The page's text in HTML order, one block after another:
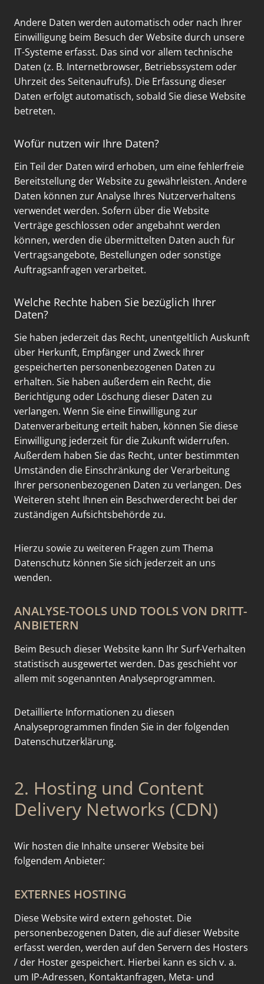
Andere Daten werden automatisch oder nach Ihrer
Einwilligung beim Besuch der Website durch unsere
IT-Systeme erfasst. Das sind vor allem technische
Daten (z. B. Internetbrowser, Betriebssystem oder
Uhrzeit des Seitenaufrufs). Die Erfassung dieser
Daten erfolgt automatisch, sobald Sie diese Website
betreten.
Wofür nutzen wir Ihre Daten?
Ein Teil der Daten wird erhoben, um eine fehlerfreie
Bereitstellung der Website zu gewährleisten. Andere
Daten können zur Analyse Ihres Nutzerverhaltens
verwendet werden. Sofern über die Website
Verträge geschlossen oder angebahnt werden
können, werden die übermittelten Daten auch für
Vertragsangebote, Bestellungen oder sonstige
Auftragsanfragen verarbeitet.
Welche Rechte haben Sie bezüglich Ihrer
Daten?
Sie haben jederzeit das Recht, unentgeltlich Auskunft
über Herkunft, Empfänger und Zweck Ihrer
gespeicherten personenbezogenen Daten zu
erhalten. Sie haben außerdem ein Recht, die
Berichtigung oder Löschung dieser Daten zu
verlangen. Wenn Sie eine Einwilligung zur
Datenverarbeitung erteilt haben, können Sie diese
Einwilligung jederzeit für die Zukunft widerrufen.
Außerdem haben Sie das Recht, unter bestimmten
Umständen die Einschränkung der Verarbeitung
Ihrer personenbezogenen Daten zu verlangen. Des
Weiteren steht Ihnen ein Beschwerderecht bei der
zuständigen Aufsichtsbehörde zu.
Hierzu sowie zu weiteren Fragen zum Thema
Datenschutz können Sie sich jederzeit an uns
wenden.
ANALYSE-TOOLS UND TOOLS VON DRITT­
ANBIETERN
Beim Besuch dieser Website kann Ihr Surf-Verhalten
statistisch ausgewertet werden. Das geschieht vor
allem mit sogenannten Analyseprogrammen.
Detaillierte Informationen zu diesen
Analyseprogrammen finden Sie in der folgenden
Datenschutzerklärung.
2. Hosting und Content
Delivery Networks (CDN)
Wir hosten die Inhalte unserer Website bei
folgendem Anbieter:
EXTERNES HOSTING
Diese Website wird extern gehostet. Die
personenbezogenen Daten, die auf dieser Website
erfasst werden, werden auf den Servern des Hosters
/ der Hoster gespeichert. Hierbei kann es sich v. a.
um IP-Adressen, Kontaktanfragen, Meta- und